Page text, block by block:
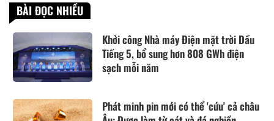
BÀI ĐỌC NHIỀU
Khởi công Nhà máy Điện mặt trời Dầu
Tiếng 5, bổ sung hơn 808 GWh điện
sạch mỗi năm
Phát minh pin mới có thể 'cứu' cả châu